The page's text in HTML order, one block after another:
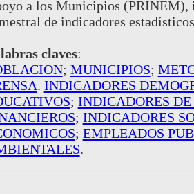
a los Municipios (PRINEM),
de indicadores
claves:
; MUNICIPIOS;
. INDICADORES
; INDICADORES
; INDICADORES
; EMPLEADOS
.